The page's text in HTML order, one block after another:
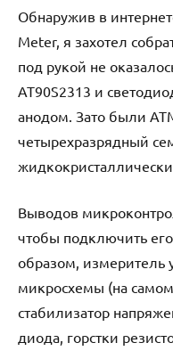
Обнаружив в
Meter, я захотел
под рукой не
AT90S2313 и
анодом. Зато были
четырехразрядный
Выводов
чтобы подключить
образом, измеритель
микросхемы (на
стабилизатор
диода, горстки